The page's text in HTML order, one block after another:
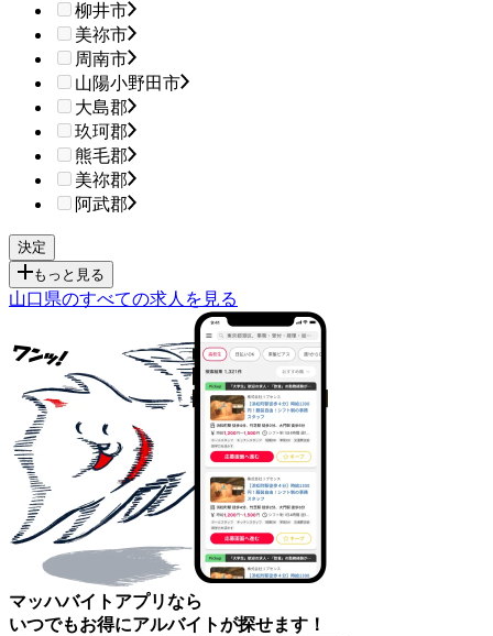
柳井市
美祢市
周南市
山陽小野田市
大島郡
玖珂郡
熊毛郡
美祢郡
阿武郡
もっと見る
山口県のすべての求人を見る
マッハバイトアプリなら
いつでもお得にアルバイトが探せます！